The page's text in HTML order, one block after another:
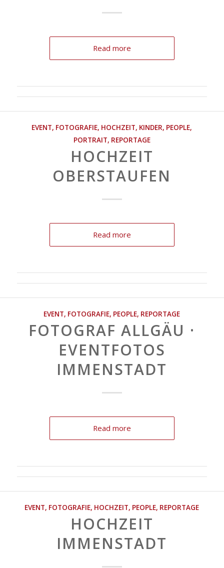
Read more
EVENT, FOTOGRAFIE, HOCHZEIT, KINDER, PEOPLE,
PORTRAIT, REPORTAGE
HOCHZEIT
OBERSTAUFEN
Read more
EVENT, FOTOGRAFIE, PEOPLE, REPORTAGE
FOTOGRAF ALLGÄU ·
EVENTFOTOS
IMMENSTADT
Read more
EVENT, FOTOGRAFIE, HOCHZEIT, PEOPLE, REPORTAGE
HOCHZEIT
IMMENSTADT